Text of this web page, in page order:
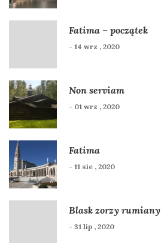
Fatima – początek
- 14 wrz , 2020
Non serviam
- 01 wrz , 2020
Fatima
- 11 sie , 2020
Blask zorzy rumiany
- 31 lip , 2020